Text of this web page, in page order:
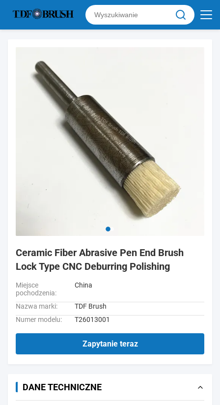
Ceramic Fiber Abrasive Pen End Brush
Lock Type CNC Deburring Polishing
Miejsce
pochodzenia:
China
Nazwa marki:
TDF Brush
Numer modelu:
T26013001
Zapytanie teraz
DANE TECHNICZNE